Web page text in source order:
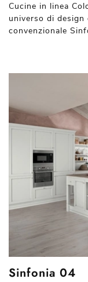
Cucine in linea
universo di
convenzionale
Sinfonia 04